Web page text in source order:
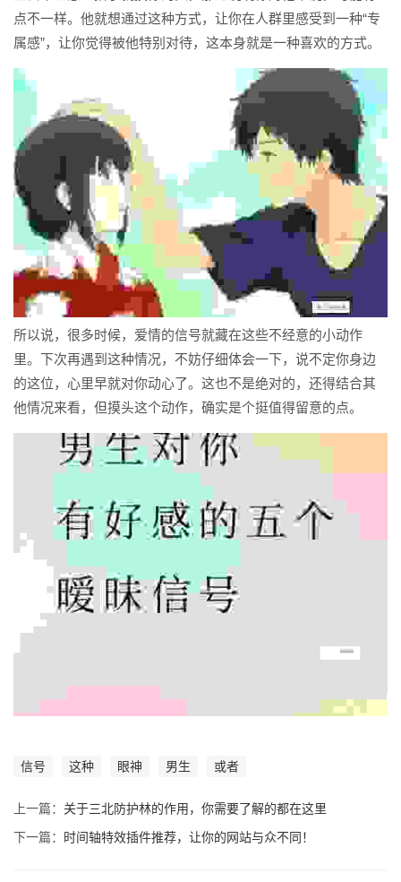
点不一样。他就想通过这种方式，让你在人群里感受到一种“专
属感”，让你觉得被他特别对待，这本身就是一种喜欢的方式。
所以说，很多时候，爱情的信号就藏在这些不经意的小动作
里。下次再遇到这种情况，不妨仔细体会一下，说不定你身边
的这位，心里早就对你动心了。这也不是绝对的，还得结合其
他情况来看，但摸头这个动作，确实是个挺值得留意的点。
信号 这种 眼神 男生 或者
上一篇： 关于三北防护林的作用，你需要了解的都在这里
下一篇：
时间轴特效插件推荐，让你的网站与众不同！